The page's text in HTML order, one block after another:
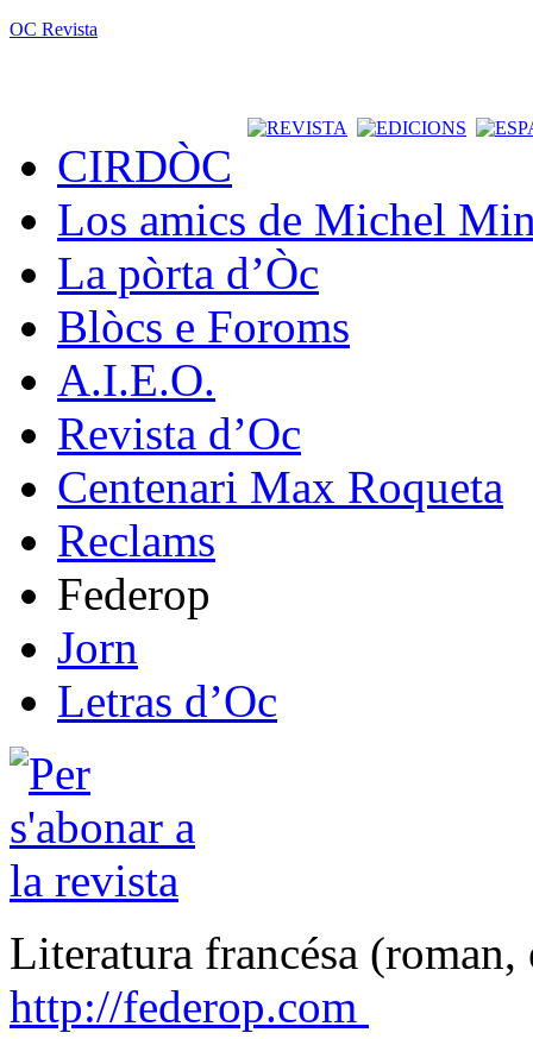
OC Revista
CIRDÒC
Los amics de Michel
La pòrta d’Òc
Blòcs e Foroms
A.I.E.O.
Revista d’Oc
Centenari Max Roqueta
Reclams
Federop
Jorn
Letras d’Oc
Literatura francésa (roman,
http://federop.com